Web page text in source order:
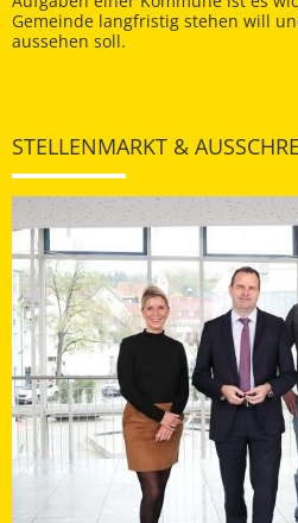
Gemeinde langfristig stehen will
aussehen soll.
STELLENMARKT &